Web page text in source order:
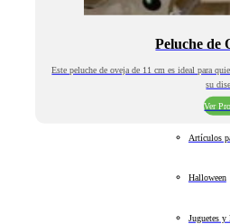
Peluche de
Este peluche de oveja de 11 cm es ideal para
su
Ver
Artículos
Halloween
Juguetes y